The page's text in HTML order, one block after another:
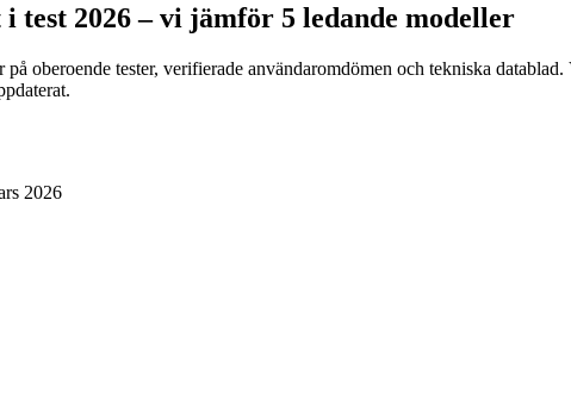
test 2026 – vi jämför 5 ledande modeller
oberoende tester, verifierade användaromdömen och tekniska
2026